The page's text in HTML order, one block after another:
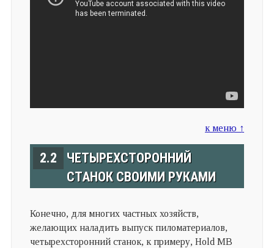
к меню ↑
2.2
ЧЕТЫРЕХСТОРОННИЙ
СТАНОК СВОИМИ РУКАМИ
Конечно, для многих частных хозяйств,
желающих наладить выпуск пиломатериалов,
четырехсторонний станок, к примеру, Hold MB